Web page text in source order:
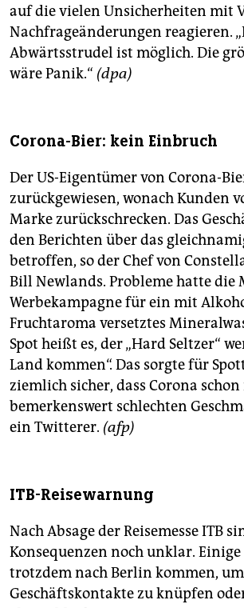
auf die vielen Unsicherheiten mit
Nachfrageänderungen reagieren.
Abwärtsstrudel ist möglich. Die
wäre Panik.“ (dpa)
Corona-Bier: kein Einbruch
Der US-Eigentümer von Corona-
zurückgewiesen, wonach Kunden
Marke zurückschrecken. Das
den Berichten über das
betroffen, so der Chef von
Bill Newlands. Probleme hatte die
Werbekampagne für ein mit
Fruchtaroma versetztes
Spot heißt es, der „Hard Seltzer“
Land kommen“. Das sorgte für
ziemlich sicher, dass Corona
bemerkenswert schlechten
ein Twitterer. (afp)
ITB-Reisewarnung
Nach Absage der Reisemesse ITB
Konsequenzen noch unklar.
trotzdem nach Berlin kommen, um
Geschäftskontakte zu knüpfen